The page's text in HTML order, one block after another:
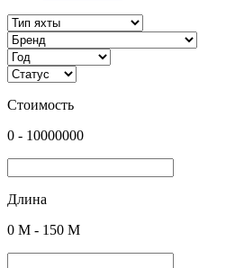
Стоимость
0 - 10000000
Длина
0 M - 150 M